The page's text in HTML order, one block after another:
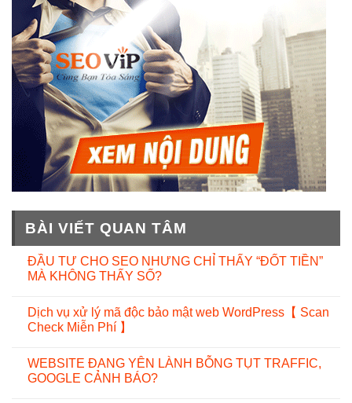
BÀI VIẾT QUAN TÂM
ĐẦU TƯ CHO SEO NHƯNG CHỈ THẤY “ĐỐT TIỀN”
MÀ KHÔNG THẤY SỐ?
Dịch vụ xử lý mã độc bảo mật web WordPress【 Scan
Check Miễn Phí 】
WEBSITE ĐANG YÊN LÀNH BỖNG TỤT TRAFFIC,
GOOGLE CẢNH BÁO?